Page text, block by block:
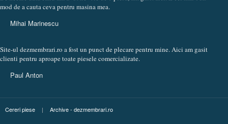
mod de a cauta ceva pentru masina mea.
Mihai Marinescu
Site-ul dezmembrari.ro a fost un punct de plecare pentru mine. Aici am gasit
clienti pentru aproape toate piesele comercializate.
Paul Anton
Cereri piese | Archive - dezmembrari.ro